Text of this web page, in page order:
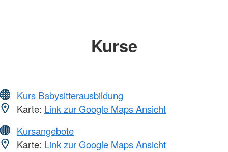
Kurse
Kurs Babysitterausbildung
Karte: Link zur Google Maps Ansicht
Kursangebote
Karte: Link zur Google Maps Ansicht